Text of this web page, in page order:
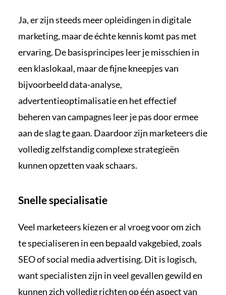
Ja, er zijn steeds meeropleidingen in digitale
marketing, maar de échte kennis komt pas met
ervaring. De basisprincipes leer je misschien in
een klaslokaal, maar de fijne kneepjes van
bijvoorbeeld data-analyse,
advertentieoptimalisatie en het effectief
beheren van campagnes leer je pas door ermee
aan de slag te gaan. Daardoor zijn marketeers die
volledig zelfstandig complexe strategieën
kunnen opzetten vaak schaars.
Snelle specialisatie
Veel marketeers kiezen er al vroeg voor om zich
te specialiseren in een bepaald vakgebied, zoals
SEO of social media advertising. Dit is logisch,
want specialisten zijn in veel gevallen gewild en
kunnen zich volledig richten op één aspect van